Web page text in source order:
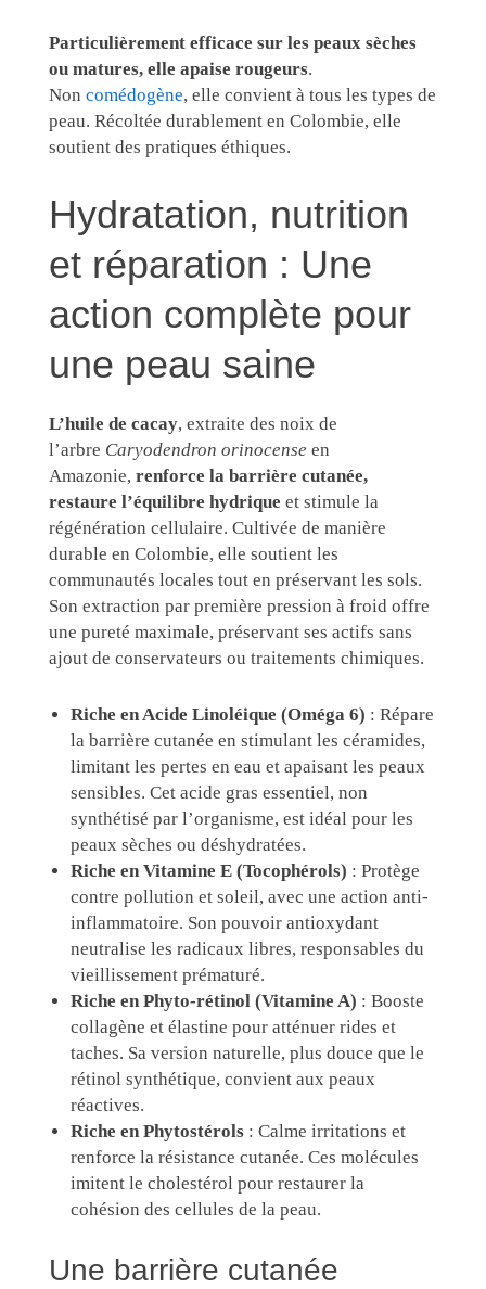
Particulièrement efficace sur les peaux sèches
ou matures, elle apaise rougeurs.
Non comédogène, elle convient à tous les types de
peau. Récoltée durablement en Colombie, elle
soutient des pratiques éthiques.
Hydratation, nutrition
et réparation : Une
action complète pour
une peau saine
L’huile de cacay, extraite des noix de
l’arbre Caryodendron orinocense en
Amazonie, renforce la barrière cutanée,
restaure l’équilibre hydrique et stimule la
régénération cellulaire. Cultivée de manière
durable en Colombie, elle soutient les
communautés locales tout en préservant les sols.
Son extraction par première pression à froid offre
une pureté maximale, préservant ses actifs sans
ajout de conservateurs ou traitements chimiques.
Riche en Acide Linoléique (Oméga 6) : Répare
la barrière cutanée en stimulant les céramides,
limitant les pertes en eau et apaisant les peaux
sensibles. Cet acide gras essentiel, non
synthétisé par l’organisme, est idéal pour les
peaux sèches ou déshydratées.
Riche en Vitamine E (Tocophérols) : Protège
contre pollution et soleil, avec une action anti-
inflammatoire. Son pouvoir antioxydant
neutralise les radicaux libres, responsables du
vieillissement prématuré.
Riche en Phyto-rétinol (Vitamine A) : Booste
collagène et élastine pour atténuer rides et
taches. Sa version naturelle, plus douce que le
rétinol synthétique, convient aux peaux
réactives.
Riche en Phytostérols : Calme irritations et
renforce la résistance cutanée. Ces molécules
imitent le cholestérol pour restaurer la
cohésion des cellules de la peau.
Une barrière cutanée